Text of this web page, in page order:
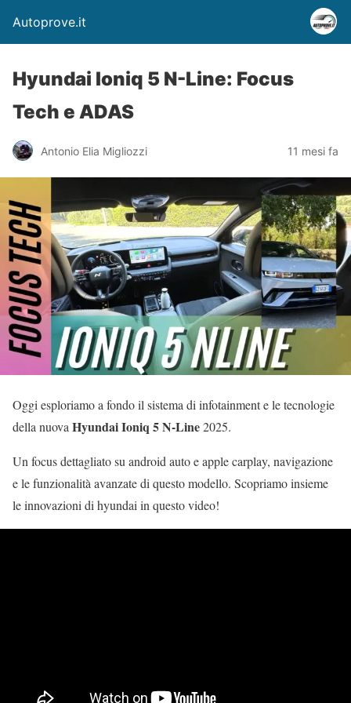
Autoprove.it
Hyundai Ioniq 5 N-Line: Focus
Tech e ADAS
Antonio Elia Migliozzi 11 mesi fa
Oggi esploriamo a fondo il sistema di infotainment e le tecnologie
della nuovaHyundai Ioniq 5 N-Line2025.
Un focus dettagliato su android auto e apple carplay, navigazione
e le funzionalità avanzate di questo modello. Scopriamo insieme
le innovazioni di hyundai in questo video!